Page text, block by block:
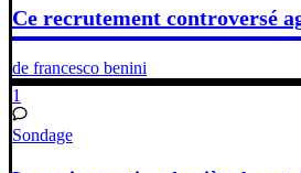
Ce recrutement controversé
de francesco benini
1
Sondage